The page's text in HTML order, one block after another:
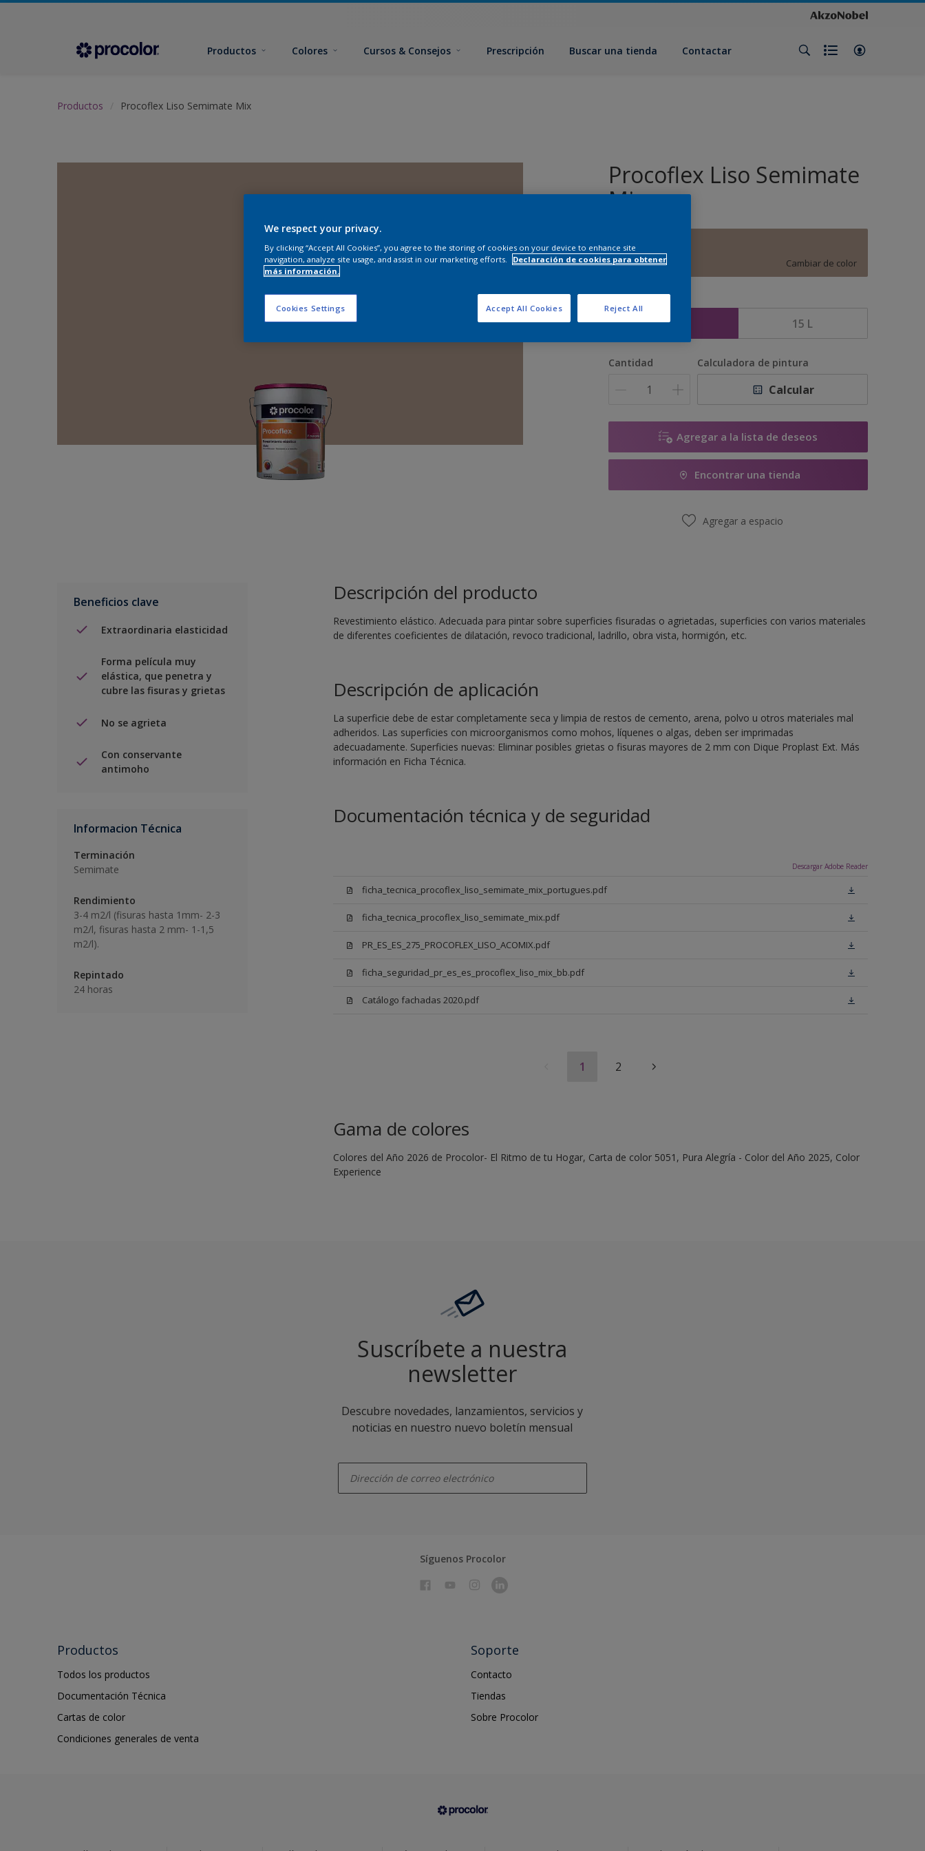
Productos Colores Cursos & Consejos Prescripción Buscar una tienda Contactar
Productos Procoflex Liso Semimate Mix
Procoflex Liso Semimate
Mix
E0.10.60
Cambiar de color
5 L 15 L
Cantidad Calculadora de pintura
Calcular
Agregar a la lista de deseos
Encontrar una tienda
Agregar a espacio
Beneficios clave
Extraordinaria elasticidad
Forma película muy
elástica, que penetra y
cubre las fisuras y grietas
No se agrieta
Con conservante
antimoho
Informacion Técnica
Terminación
Semimate
Rendimiento
3-4 m2/l (fisuras hasta 1mm- 2-3
m2/l, fisuras hasta 2 mm- 1-1,5
m2/l).
Repintado
24 horas
Descripción del producto
Revestimiento elástico. Adecuada para pintar sobre superficies fisuradas o agrietadas, superficies con varios materiales
de diferentes coeficientes de dilatación, revoco tradicional, ladrillo, obra vista, hormigón, etc.
Descripción de aplicación
La superficie debe de estar completamente seca y limpia de restos de cemento, arena, polvo u otros materiales mal
adheridos. Las superficies con microorganismos como mohos, líquenes o algas, deben ser imprimadas
adecuadamente. Superficies nuevas: Eliminar posibles grietas o fisuras mayores de 2 mm con Dique Proplast Ext. Más
información en Ficha Técnica.
Documentación técnica y de seguridad
Descargar Adobe Reader
ficha_tecnica_procoflex_liso_semimate_mix_portugues.pdf
ficha_tecnica_procoflex_liso_semimate_mix.pdf
PR_ES_ES_275_PROCOFLEX_LISO_ACOMIX.pdf
ficha_seguridad_pr_es_es_procoflex_liso_mix_bb.pdf
Catálogo fachadas 2020.pdf
1 2
Gama de colores
Colores del Año 2026 de Procolor- El Ritmo de tu Hogar, Carta de color 5051, Pura Alegría - Color del Año 2025, Color
Experience
Suscríbete a nuestra
newsletter
Descubre novedades, lanzamientos, servicios y
noticias en nuestro nuevo boletín mensual
Síguenos Procolor
Productos
Todos los productos
Documentación Técnica
Cartas de color
Condiciones generales de venta
Soporte
Contacto
Tiendas
Sobre Procolor
We respect your privacy.
By clicking “Accept All Cookies”, you agree to the storing of cookies on your device to enhance site
navigation, analyze site usage, and assist in our marketing efforts.
Declaración de cookies para obtener
más información.
Cookies Settings Reject All
Accept All Cookies